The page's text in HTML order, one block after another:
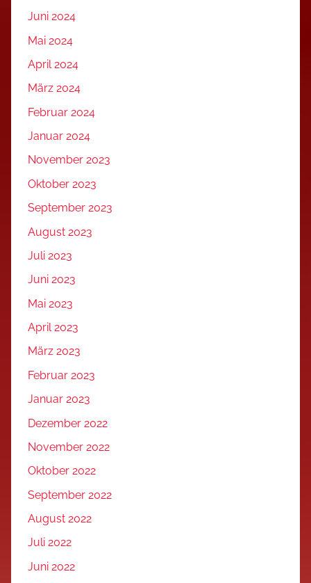
Juni 2024
Mai 2024
April 2024
März 2024
Februar 2024
Januar 2024
November 2023
Oktober 2023
September 2023
August 2023
Juli 2023
Juni 2023
Mai 2023
April 2023
März 2023
Februar 2023
Januar 2023
Dezember 2022
November 2022
Oktober 2022
September 2022
August 2022
Juli 2022
Juni 2022